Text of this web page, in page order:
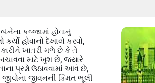
કબ્જામાં હોવાનું
હોવાનો દેખાવો કરવો,
ખાતરી મળે છે કે તે
માટે ખુશ છે, જ્યારે
પ્રશ્નો ઉઠાવવામાં આવે છે,
જીવનની કિંમત ભૂલી